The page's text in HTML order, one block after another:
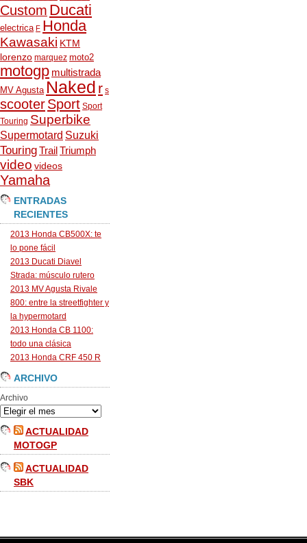
Custom Ducati
electrica F Honda
Kawasaki KTM
lorenzo marquez moto2
motogp multistrada
MV Agusta Naked r s
scooterSport Sport
Touring Superbike
Supermotard Suzuki
TouringTrailTriumph
video videos
Yamaha
ENTRADAS
RECIENTES
2013 Honda CB500X: te
lo pone fácil
2013 Ducati Diavel
Strada: músculo rutero
2013 MV Agusta Rivale
800: entre la streetfighter y
la hypermotard
2013 Honda CB 1100:
todo una clásica
2013 Honda CRF 450 R
ARCHIVO
Archivo
ACTUALIDAD
MOTOGP
ACTUALIDAD
SBK